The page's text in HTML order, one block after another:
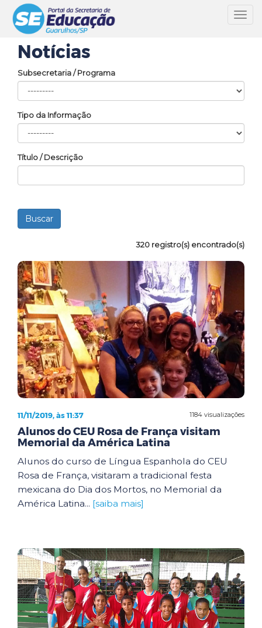
Notícias
Subsecretaria / Programa
Tipo da Informação
Título / Descrição
320 registro(s) encontrado(s)
1184 visualizações
11/11/2019, às 11:37
Alunos do CEU Rosa de França visitam
Memorial da América Latina
Alunos do curso de Língua Espanhola do CEU
Rosa de França, visitaram a tradicional festa
mexicana do Dia dos Mortos, no Memorial da
América Latina... [saiba mais]